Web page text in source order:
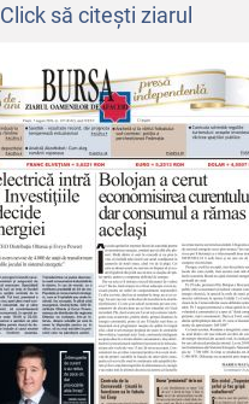
Click să citeşti ziarul